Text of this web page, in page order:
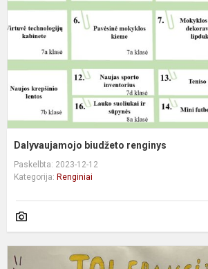
Dalyvaujamojo biudžeto renginys
Paskelbta: 2023-12-12
Kategorija: Renginiai